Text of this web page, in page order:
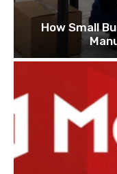
How Small